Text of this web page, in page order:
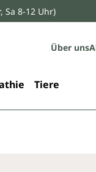
Sa 8-12 Uhr)
Über uns
Tiere